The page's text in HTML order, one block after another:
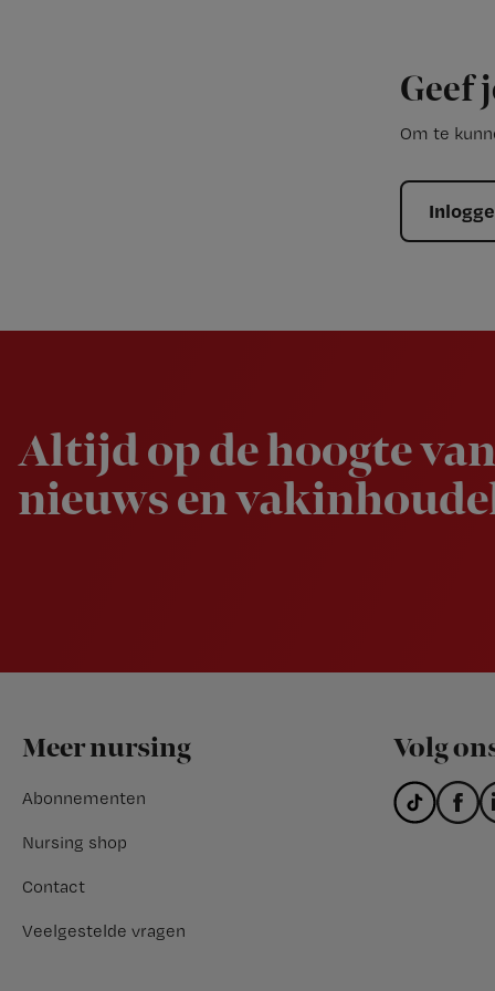
Geef
Om te
Altijd op de hoogte
nieuws en
Footer
Meer nursing
Abonnementen
Nursing shop
Contact
Veelgestelde vragen
Volg